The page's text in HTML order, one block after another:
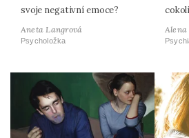
svoje negativní emoce?
Aneta Langrová
Psycholožka
Alena